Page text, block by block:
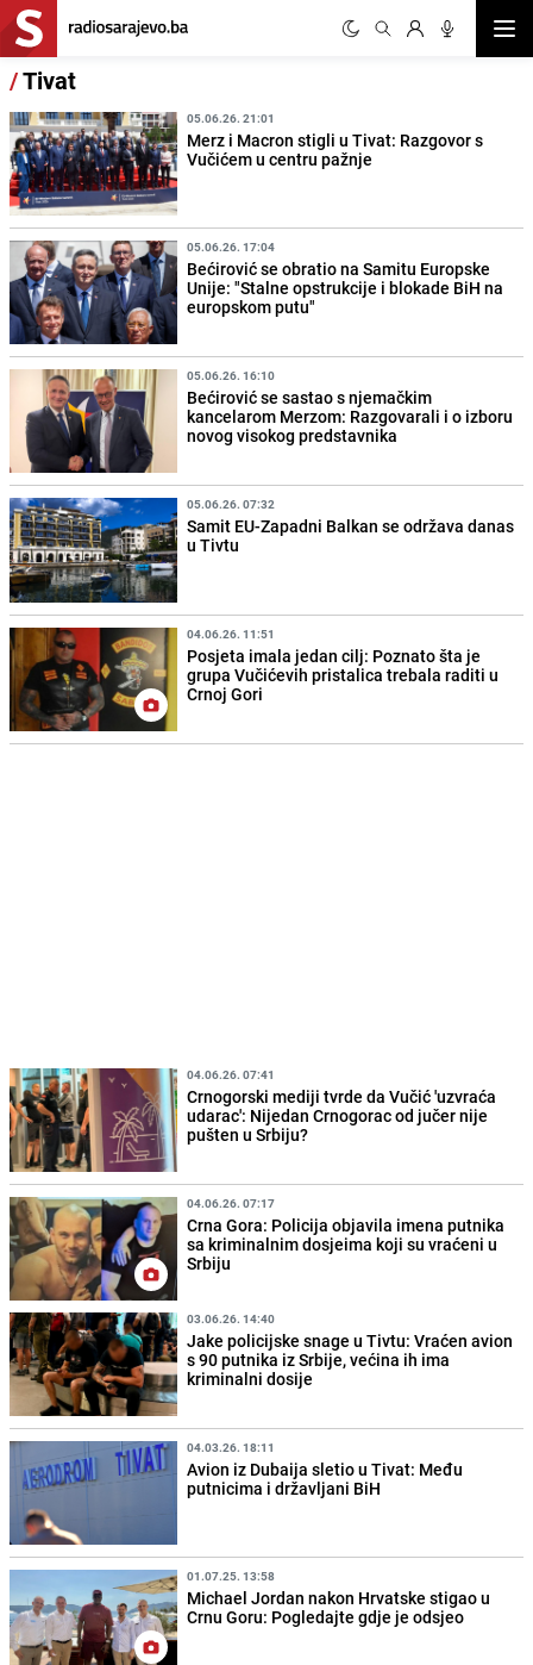
/Tivat
05.06.26. 21:01
Merz i Macron stigli u Tivat: Razgovor s
Vučićem u centru pažnje
05.06.26. 17:04
Bećirović se obratio na Samitu Europske
Unije: "Stalne opstrukcije i blokade BiH na
europskom putu"
05.06.26. 16:10
Bećirović se sastao s njemačkim
kancelarom Merzom: Razgovarali i o izboru
novog visokog predstavnika
05.06.26. 07:32
Samit EU-Zapadni Balkan se održava danas
u Tivtu
04.06.26. 11:51
Posjeta imala jedan cilj: Poznato šta je
grupa Vučićevih pristalica trebala raditi u
Crnoj Gori
04.06.26. 07:41
Crnogorski mediji tvrde da Vučić 'uzvraća
udarac': Nijedan Crnogorac od jučer nije
pušten u Srbiju?
04.06.26. 07:17
Crna Gora: Policija objavila imena putnika
sa kriminalnim dosjeima koji su vraćeni u
Srbiju
03.06.26. 14:40
Jake policijske snage u Tivtu: Vraćen avion
s 90 putnika iz Srbije, većina ih ima
kriminalni dosije
04.03.26. 18:11
Avion iz Dubaija sletio u Tivat: Među
putnicima i državljani BiH
01.07.25. 13:58
Michael Jordan nakon Hrvatske stigao u
Crnu Goru: Pogledajte gdje je odsjeo